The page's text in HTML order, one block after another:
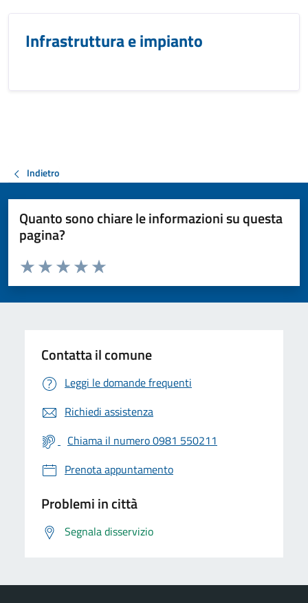
Infrastruttura e impianto
Indietro
Quanto sono chiare le informazioni su questa
pagina?
Valuta da 1 a 5 stelle la pagina
Valuta 5 stelle su 5
Valuta 4 stelle su 5
Valuta 3 stelle su 5
Valuta 2 stelle su 5
Valuta 1 stelle su 5
Contatta il comune
Leggi le domande frequenti
Richiedi assistenza
Chiama il numero 0981 550211
Prenota appuntamento
Problemi in città
Segnala disservizio